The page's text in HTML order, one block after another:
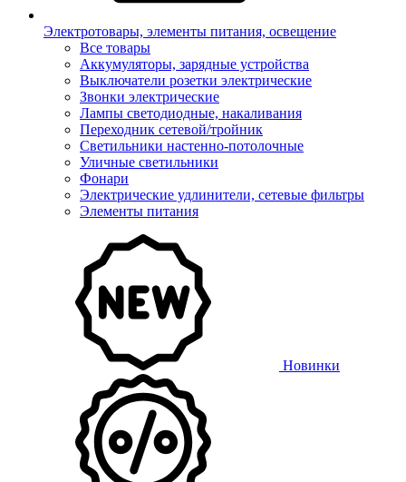
Электротовары, элементы питания, освещение
Все товары
Аккумуляторы, зарядные устройства
Выключатели розетки электрические
Звонки электрические
Лампы светодиодные, накаливания
Переходник сетевой/тройник
Светильники настенно-потолочные
Уличные светильники
Фонари
Электрические удлинители, сетевые фильтры
Элементы питания
Новинки